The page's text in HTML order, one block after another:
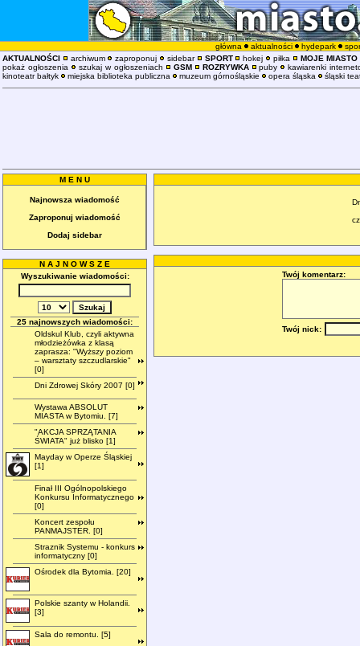
główna aktualności hydepark
AKTUALNOŚCI
archiwum zaproponuj sidebar SPORT hokej piłka
MOJE MIASTO
pokaż ogłoszenia
szukaj w ogłoszeniach GSM ROZRYWKA puby
kawiarenki
kinoteatr bałtyk
miejska biblioteka publiczna muzeum górnośląskie opera śląska śląski
M E N U
Najnowsza wiadomość
Zaproponuj wiadomość
Dodaj sidebar
N A J N O W S Z E
Wyszukiwanie wiadomości:
25 najnowszych wiadomości:
Oldskul Klub, czyli aktywna
młodzieżówka z klasą
zaprasza: "Wyższy poziom
– warsztaty szczudlarskie"
[0]
Dni Zdrowej Skóry 2007 [0]
Wystawa ABSOLUT
MIASTA w Bytomiu. [7]
"AKCJA SPRZĄTANIA
ŚWIATA" już blisko [1]
Mayday w Operze Śląskiej
[1]
Finał III Ogólnopolskiego
Konkursu Informatycznego
[0]
Koncert zespołu
PANMAJSTER. [0]
Straznik Systemu - konkurs
informatyczny [0]
Ośrodek dla Bytomia. [20]
Polskie szanty w Holandii.
[3]
Sala do remontu. [5]
Twój komentarz:
Twój nick: